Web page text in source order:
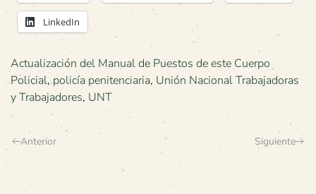
LinkedIn
Actualización del Manual de Puestos de este Cuerpo
Policial,policía penitenciaria,Unión Nacional Trabajadoras
y Trabajadores, UNT
Anterior Siguiente